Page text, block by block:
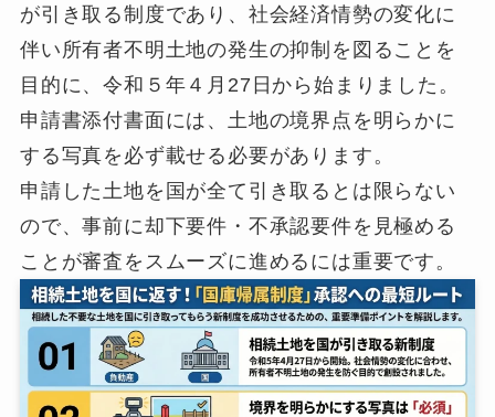
が引き取る制度であり、社会経済情勢の変化に
伴い所有者不明土地の発生の抑制を図ることを
目的に、令和５年４月27日から始まりました。
申請書添付書面には、土地の境界点を明らかに
する写真を必ず載せる必要があります。
申請した土地を国が全て引き取るとは限らない
ので、事前に却下要件・不承認要件を見極める
ことが審査をスムーズに進めるには重要です。